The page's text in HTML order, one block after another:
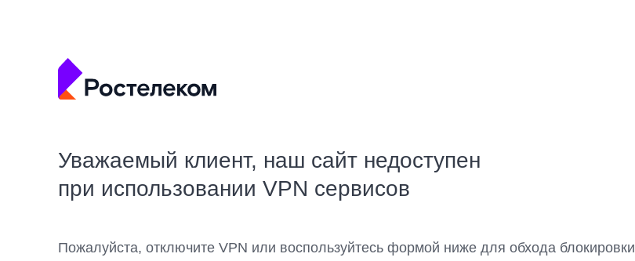
Уважаемый клиент, наш сайт недоступен
при использовании VPN сервисов
Пожалуйста, отключите VPN или воспользуйтесь формой ниже для обхода блокировки